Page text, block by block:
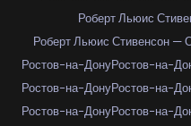
Роберт Льюис
Роберт Льюис Стивенсон —
Ростов-на-ДонуРостов-на-
Ростов-на-ДонуРостов-на-
Ростов-на-ДонуРостов-на-